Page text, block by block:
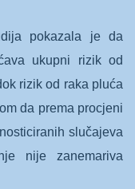
pokazala je da
ukupni rizik od
rizik od raka pluća
da prema procjeni
slučajeva
nije zanemariva